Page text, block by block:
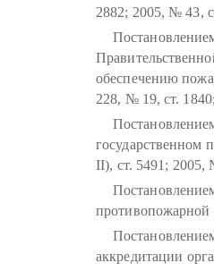
2882; 2005, № 43,
обеспечению
228, № 19, ст.
государственном
II), ст. 5491; 2005,
противопожарной
аккредитации